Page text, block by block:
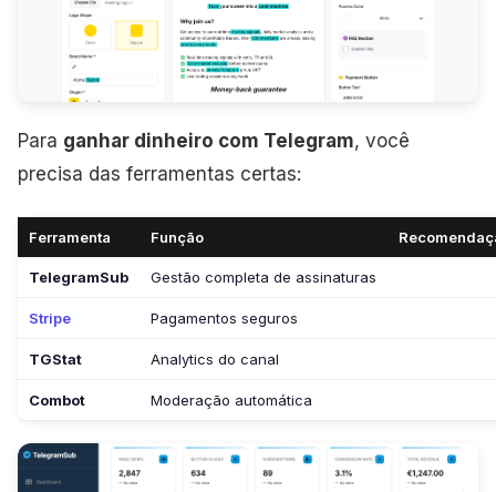
Para ganhar dinheiro com Telegram, você
precisa das ferramentas certas:
Ferramenta Função
TelegramSub Gestão completa de assinaturas
Stripe Pagamentos seguros
TGStat Analytics do canal
Combot Moderação automática